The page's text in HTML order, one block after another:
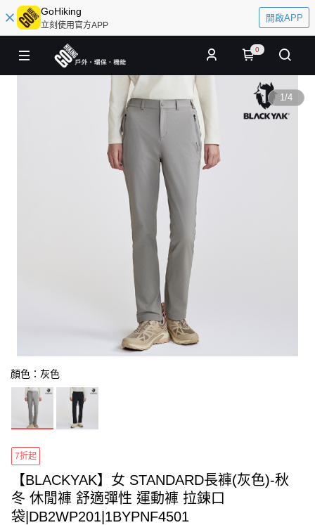
GoHiking
立刻使用官方APP
開啟APP
0
1/4
顏色：灰色
7折起
【BLACKYAK】女 STANDARD長褲(灰色)-秋
冬 休閒褲 舒適彈性 運動褲 拉鍊口
袋|DB2WP201|1BYPNF4501